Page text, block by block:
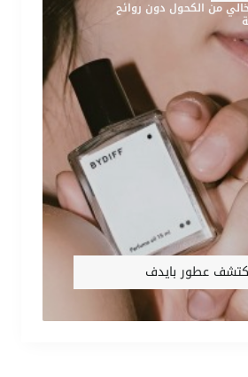
من الكحول دون روائح
عطور بايدف